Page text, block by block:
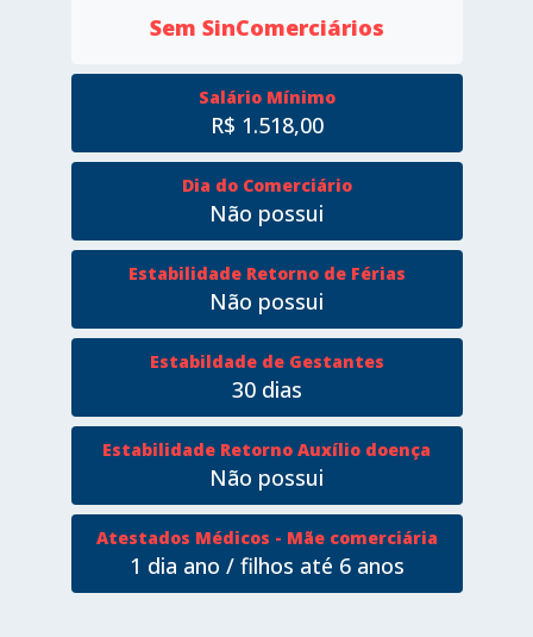
Sem SinComerciários
Salário Mínimo
R$ 1.518,00
Dia do Comerciário
Não possui
Estabilidade Retorno de Férias
Não possui
Estabildade de Gestantes
30 dias
Estabilidade Retorno Auxílio doença
Não possui
Atestados Médicos - Mãe comerciária
1 dia ano / filhos até 6 anos